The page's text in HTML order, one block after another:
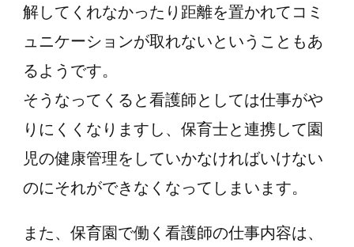
解してくれなかったり距離を置かれてコミ
ュニケーションが取れないということもあ
るようです。
そうなってくると看護師としては仕事がや
りにくくなりますし、保育士と連携して園
児の健康管理をしていかなければいけない
のにそれができなくなってしまいます。
また、保育園で働く看護師の仕事内容は、